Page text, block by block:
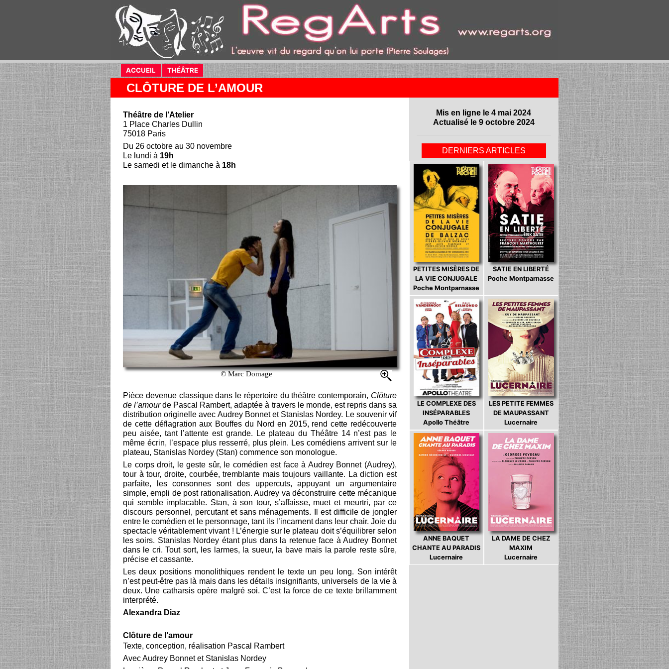
ACCUEIL (current)
THÉÂTRE (current)
CLÔTURE DE L’AMOUR
Théâtre de l’Atelier
1 Place Charles Dullin
75018 Paris
Du 26 octobre au 30 novembre
Le lundi à 19h
Le samedi et le dimanche à 18h
©Marc Domage
Pièce devenue classique dans le répertoire du théâtre contemporain, Clôture
de l’amourde Pascal Rambert, adaptée à travers le monde, est repris dans sa
distribution originelle avec Audrey Bonnet et Stanislas Nordey. Le souvenir vif
de cette déflagration aux Bouffes du Nord en 2015, rend cette redécouverte
peu aisée, tant l’attente est grande. Le plateau du Théâtre 14 n’est pas le
même écrin, l’espace plus resserré, plus plein. Les comédiens arrivent sur le
plateau, Stanislas Nordey (Stan) commence son monologue.
Le corps droit, le geste sûr, le comédien est face à Audrey Bonnet (Audrey),
tour à tour, droite, courbée, tremblante mais toujours vaillante. La diction est
parfaite, les consonnes sont des uppercuts, appuyant un argumentaire
simple, empli de post rationalisation. Audrey va déconstruire cette mécanique
qui semble implacable. Stan, à son tour, s’affaisse, muet et meurtri, par ce
discours personnel, percutant et sans ménagements. Il est difficile de jongler
entre le comédien et le personnage, tant ils l’incarnent dans leur chair. Joie du
spectacle véritablement vivant ! L’énergie sur le plateau doit s’équilibrer selon
les soirs. Stanislas Nordey étant plus dans la retenue face à Audrey Bonnet
dans le cri. Tout sort, les larmes, la sueur, la bave mais la parole reste sûre,
précise et cassante.
Les deux positions monolithiques rendent le texte un peu long. Son intérêt
n’est peut-être pas là mais dans les détails insignifiants, universels de la vie à
deux. Une catharsis opère malgré soi. C’est la force de ce texte brillamment
interprété.
Alexandra Diaz
Clôture de l’amour
Texte, conception, réalisation Pascal Rambert
Avec Audrey Bonnet et Stanislas Nordey
Mis en ligne le 4 mai 2024
Actualisé le 9 octobre 2024
DERNIERS ARTICLES
PETITES MISÈRES DE
LA VIE CONJUGALE
Poche Montparnasse
SATIE EN LIBERTÉ
Poche Montparnasse
LE COMPLEXE DES
INSÉPARABLES
Apollo Théâtre
LES PETITE FEMMES
DE MAUPASSANT
Lucernaire
ANNE BAQUET
CHANTE AU PARADIS
Lucernaire
LA DAME DE CHEZ
MAXIM
Lucernaire